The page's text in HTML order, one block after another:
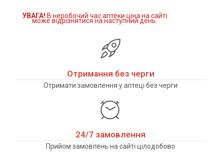
УВАГА! В неробочий час аптеки ціна на сайті
може відрізнятися на наступний день.
Отримання без черги
Отримати замовлення у аптеці без черги
24/7 замовлення
Прийом замовлень на сайті цілодобово